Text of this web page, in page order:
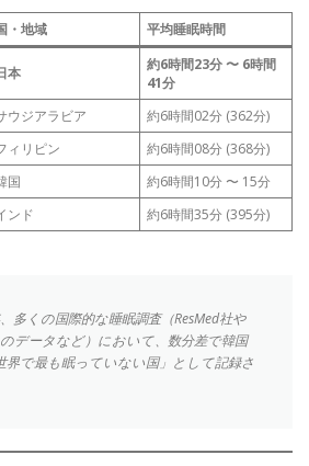
・地域 平均睡眠時間
本
約6時間23分 〜 6時間
41分
ウジアラビア
約6時間02分 (362分)
ィリピン
約6時間08分 (368分)
国
約6時間10分 〜 15分
ンド 約6時間35分 (395分)
多くの国際的な睡眠調査（ResMed社や
データなど）において、数分差で韓国
界で最も眠っていない国」として記録さ